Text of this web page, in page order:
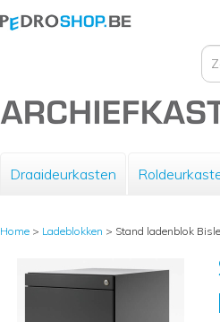
Draaideurkasten
Home > Ladeblokken > Stand ladenblok